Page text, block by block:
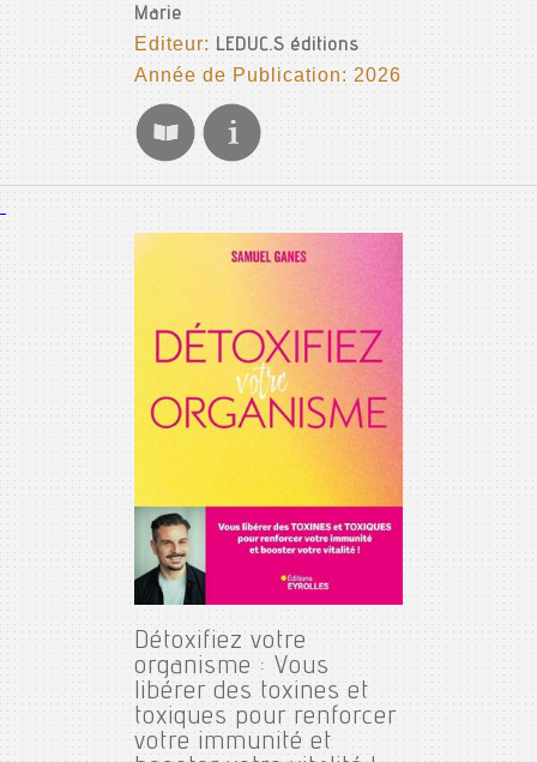
Marie
Editeur: LEDUC.S éditions
Année de Publication: 2026
Détoxifiez votre
organisme : Vous
libérer des toxines et
toxiques pour renforcer
votre immunité et